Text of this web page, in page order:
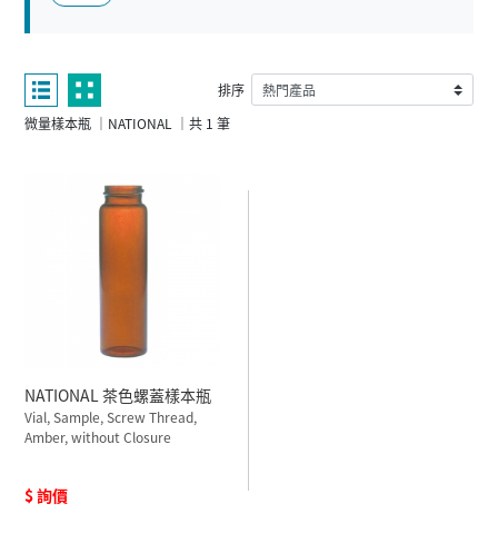
微量樣本瓶 ｜NATIONAL ｜共 1 筆
排序
NATIONAL 茶色螺蓋樣本瓶
Vial, Sample, Screw Thread,
Amber, without Closure
$ 詢價